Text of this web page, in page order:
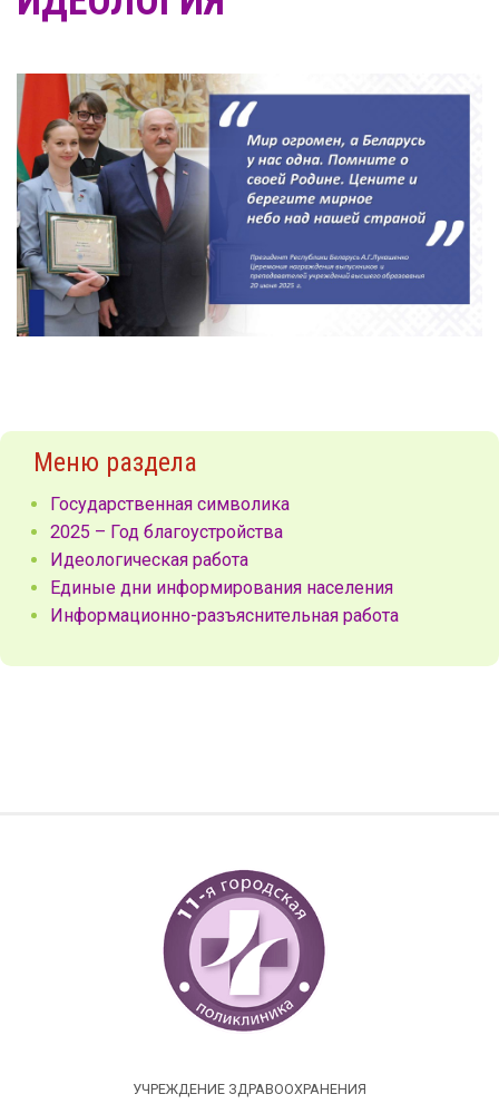
Меню раздела
Государственная символика
2025 – Год благоустройства
Идеологическая работа
Единые дни информирования населения
Информационно-разъяснительная работа
УЧРЕЖДЕНИЕ ЗДРАВООХРАНЕНИЯ